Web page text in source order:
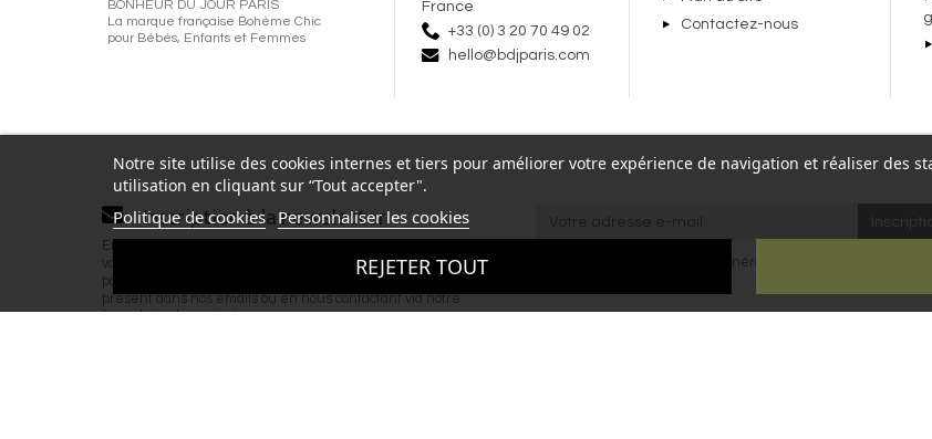
BONHEUR DU JOUR PARIS
La marque française Bohème Chic
pour Bébés, Enfants et Femmes
France
+33 (0) 3 20 70 49 02
hello@bdjparis.com
Contactez-nous
Notre site utilise des cookies internes et tiers pour améliorer votre expérience de navigation et réaliser des
utilisation en cliquant sur “Tout accepter".
Politique de cookies Personnaliser les cookies
REJETER TOUT
Inscription à la newsletter
En renseignant votre adresse email et en validant ce formulaire,
vous acceptez de recevoir la newsletter de Bonheur du Jour Paris
par email. Vous pouvez vous désinscrire à tout moment via le lien
présent dans nos emails ou en nous contactant via notre
formulaire de contact.
conditions générales